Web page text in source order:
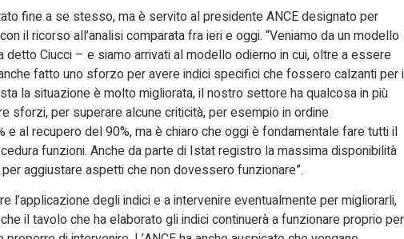
fine a se stesso, ma è servito al presidente ANCE designato per
il ricorso all’analisi comparata fra ieri e oggi. “Veniamo da un modello
Ciucci – e siamo arrivati al modello odierno in cui, oltre a essere
fatto uno sforzo per avere indici specifici che fossero calzanti per i
la situazione è molto migliorata, il nostro settore ha qualcosa in più
sforzi, per superare alcune criticità, per esempio in ordine
e al recupero del 90%, ma è chiaro che oggi è fondamentale fare tutti il
funzioni. Anche da parte di Istat registro la massima disponibilità
aggiustare aspetti che non dovessero funzionare”.
l’applicazione degli indici e a intervenire eventualmente per migliorarli,
il tavolo che ha elaborato gli indici continuerà a funzionare proprio per